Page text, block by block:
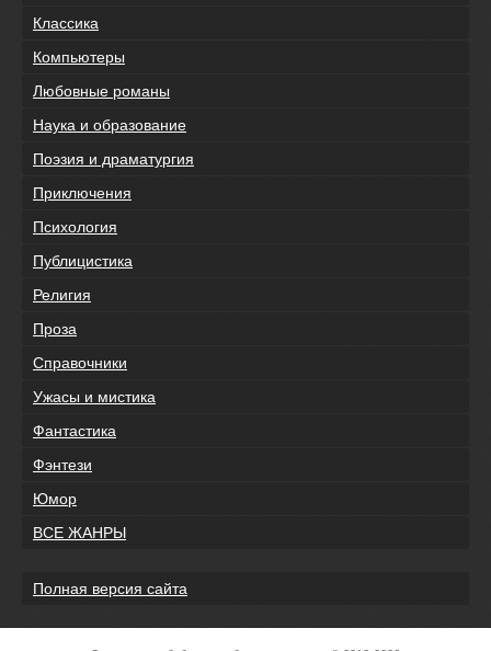
Классика
Компьютеры
Любовные романы
Наука и образование
Поэзия и драматургия
Приключения
Психология
Публицистика
Религия
Проза
Справочники
Ужасы и мистика
Фантастика
Фэнтези
Юмор
ВСЕ ЖАНРЫ
Полная версия сайта